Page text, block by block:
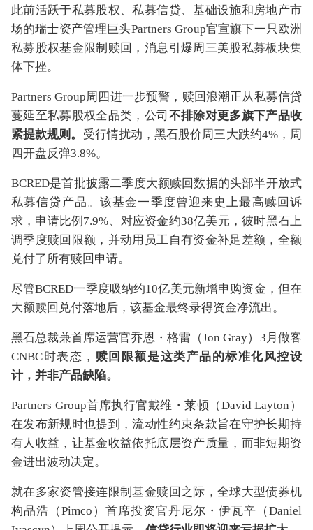
此前活跃于私募股权、私募信贷、基础设施和房地产市
场的瑞士资产管理巨头Partners Group官宣旗下一只欧洲
私募股权基金限制赎回，消息引爆周三美股私募板块集
体下挫。
Partners Group周四进一步预警，赎回浪潮正从私募信贷
蔓延至私募股权全品类，公司 不排除对更多旗下产品收
紧提款规则。 受行情扰动，黑石股价周三大跌约4%，周
四开盘反弹3.8%。
BCRED是首批披露二季度大额赎回数据的头部半开放式
私募信贷产品。该基金一季度曾迎来史上最高赎回诉
求，申请比例7.9%、对应资金约38亿美元，彼时黑石上
调季度赎回限额，并动用员工自有资金补足差额，全额
兑付了所有赎回申请。
尽管BCRED一季度吸纳约10亿美元新增申购资金，但在
大额赎回兑付落地后，该基金最终录得资金净流出。
黑石总裁兼首席运营官乔恩・格雷（Jon Gray）3月做客
CNBC时表态， 赎回限额是这类产品的标准化风控设
计，并非产品缺陷。
Partners Group首席执行官戴维・莱顿（David Layton）
在发布新规时也提到，流动性约束条款旨在守护长期持
有人收益，让基金收益依托底层资产质量，而非短期资
金进出波动决定。
就在多家资管接连限制基金赎回之际，全球大型债券机
构品浩（Pimco）首席投资官丹尼尔・伊瓦辛（Daniel